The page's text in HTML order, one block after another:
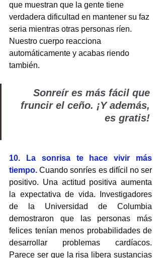
que muestran que la gente tiene
verdadera dificultad en mantener su faz
seria mientras otras personas ríen.
Nuestro cuerpo reacciona
automáticamente y acabas riendo
también.
Sonreír es más fácil que
fruncir el ceño. ¡Y además,
es gratis!
10. La sonrisa te hace vivir más
tiempo. Cuando sonríes es difícil no ser
positivo. Una actitud positiva aumenta
la expectativa de vida. Investigadores
de la Universidad de Columbia
demostraron que las personas más
felices tenían menos probabilidades de
desarrollar problemas cardíacos.
Parece ser que la risa libera sustancias